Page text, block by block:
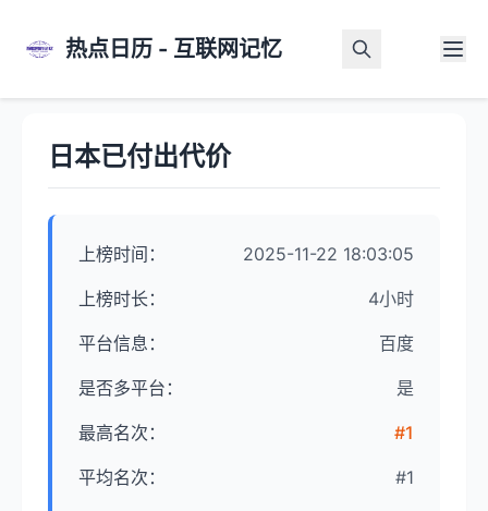
热点日历 - 互联网记忆
日本已付出代价
上榜时间： 2025-11-22 18:03:05
上榜时长： 4小时
平台信息： 百度
是否多平台： 是
最高名次： #1
平均名次： #1